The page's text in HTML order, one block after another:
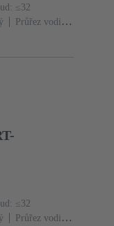
≤32
Průřez vodiče:
≤32
Průřez vodiče: